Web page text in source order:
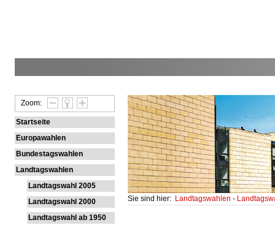
Zoom:
Startseite
Europawahlen
Bundestagswahlen
Landtagswahlen
Landtagswahl 2005
Landtagswahl 2000
Landtagswahl ab 1950
Sie sind hier: Landtagswahlen-